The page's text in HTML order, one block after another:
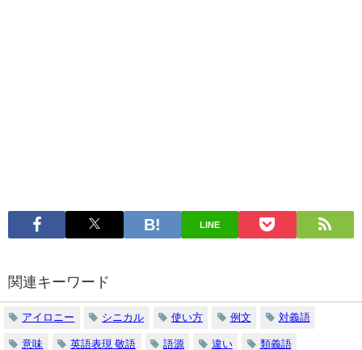
LINE
関連キーワード
アイロニー シニカル 使い方 例文 対義語
意味 英語表現 敬語 語源 違い 類義語